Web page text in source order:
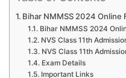
Bihar NMMSS 2024 Online
Bihar NMMSS 2024
NVS Class 11th
NVS Class 11th
Exam Details
Important Links